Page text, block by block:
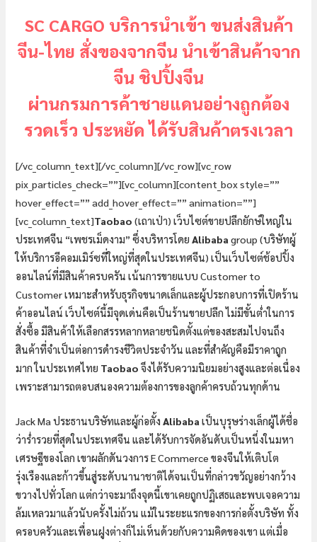
SC CARGO บริการนำเข้า ขนส่งสินค้า
จีน-ไทย สั่งของจากจีน นำเข้าสินค้าจาก
จีน ชิปปิ้งจีน
ผ่านกรมการค้าชายแดนอย่างถูกต้อง
รวดเร็ว ประหยัด ได้รับสินค้าตรงเวลา
[/vc_column_text][/vc_column][/vc_row][vc_row
pix_particles_check=””][vc_column][content_box style=””
hover_effect=”” add_hover_effect=”” animation=””]
[vc_column_text]Taobao (เถาเป่า) เว็บไซต์ขายปลีกยักษ์ใหญ่ใน
ประเทศจีน “เพชรเม็ดงาม” ซึ่งบริหารโดยAlibabagroup (บริษัทผู้
ให้บริการอีคอมเมิร์ซที่ใหญ่ที่สุดในประเทศจีน) เป็นเว็บไซต์ช้อปปิ้ง
ออนไลน์ที่มีสินค้าครบครัน เน้นการขายแบบ Customer to
Customer เหมาะสำหรับธุรกิจขนาดเล็กและผู้ประกอบการที่เปิดร้าน
ค้าออนไลน์ เว็บไซต์นี้มีจุดเด่นคือเป็นร้านขายปลีก ไม่มีขั้นต่ำในการ
สั่งซื้อ มีสินค้าให้เลือกสรรหลากหลายชนิดตั้งแต่ของสะสมไปจนถึง
สินค้าที่จำเป็นต่อการดำรงชีวิตประจำวัน และที่สำคัญคือมีราคาถูก
มาก ในประเทศไทย Taobao จึงได้รับความนิยมอย่างสูงและต่อเนื่อง
เพราะสามารถตอบสนองความต้องการของลูกค้าครบถ้วนทุกด้าน
Jack Ma ประธานบริษัทและผู้ก่อตั้งAlibabaเป็นบุรุษร่างเล็กผู้ได้ชื่อ
ว่าร่ำรวยที่สุดในประเทศจีน และได้รับการจัดอันดับเป็นหนึ่งในมหา
เศรษฐีของโลก เขาผลักดันวงการ E Commerce ของจีนให้เติบโต
รุ่งเรืองและก้าวขึ้นสู่ระดับนานาชาติได้จนเป็นที่กล่าวขวัญอย่างกว้าง
ขวางไปทั่วโลก แต่กว่าจะมาถึงจุดนี้เขาเคยถูกปฏิเสธและพบเจอความ
ล้มเหลวมาแล้วนับครั้งไม่ถ้วน แม้ในระยะแรกของการก่อตั้งบริษัท ทั้ง
ครอบครัวและเพื่อนฝูงต่างก็ไม่เห็นด้วยกับความคิดของเขา แต่เมื่อ